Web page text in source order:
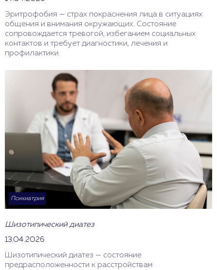
Эритрофобия — страх покраснения лица в ситуациях
общения и внимания окружающих. Состояние
сопровождается тревогой, избеганием социальных
контактов и требует диагностики, лечения и
профилактики.
Психиатрия
Шизотипический диатез
13.04.2026
Шизотипический диатез — состояние
предрасположенности к расстройствам